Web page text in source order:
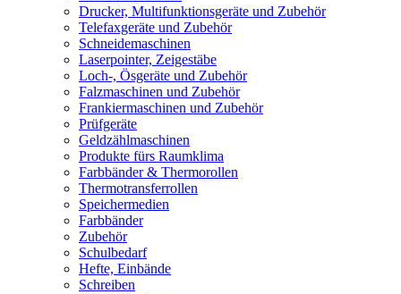
Drucker, Multifunktionsgeräte und Zubehör
Telefaxgeräte und Zubehör
Schneidemaschinen
Laserpointer, Zeigestäbe
Loch-, Ösgeräte und Zubehör
Falzmaschinen und Zubehör
Frankiermaschinen und Zubehör
Prüfgeräte
Geldzählmaschinen
Produkte fürs Raumklima
Farbbänder & Thermorollen
Thermotransferrollen
Speichermedien
Farbbänder
Zubehör
Schulbedarf
Hefte, Einbände
Schreiben